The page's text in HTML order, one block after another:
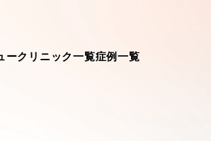
ークリニック一覧症例一覧